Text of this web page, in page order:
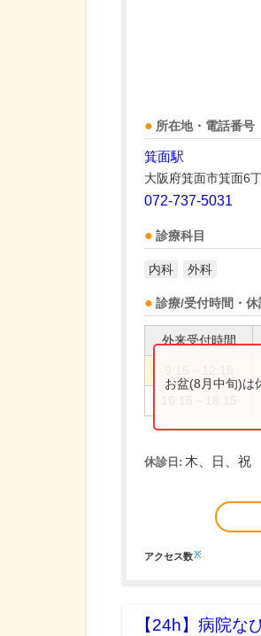
所在地・電話番号
箕面駅
大阪府箕面市箕面6
072-737-5031
診療科目
内科 外科
診療/受付時間・休
外来受付時間
お盆(8月中旬)は
休診日: 木、日、祝
アクセス数※
【24h】 病院な